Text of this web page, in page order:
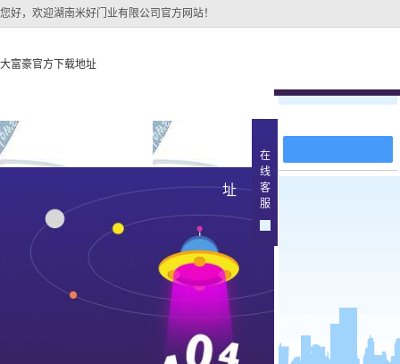
您好，欢迎湖南米好门业有限公司官方网站！
大富豪官方下载地址
关于大富豪官方下载地
址
大富豪官方下载地址的
简介
大富豪官方下载地址的
文化
组织架构
公司团队
荣誉资质
原木烤
在
线
客
服